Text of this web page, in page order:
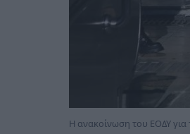
Η ανακοίνωση του ΕΟΔΥ για